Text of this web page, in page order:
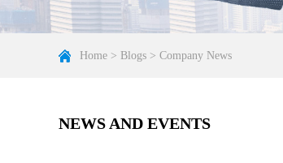
Home > Blogs > Company News
NEWS AND EVENTS